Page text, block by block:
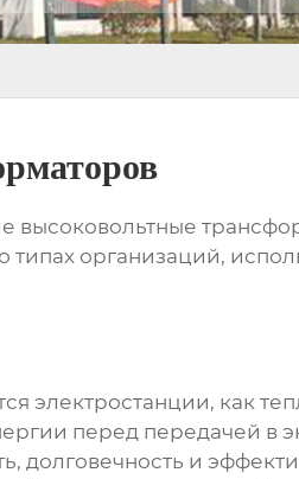
высоковольтные
типах организаций,
электростанции, как
перед передачей в
долговечность и